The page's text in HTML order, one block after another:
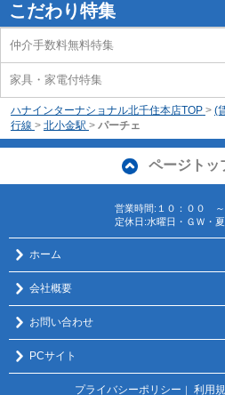
こだわり特集
仲介手数料無料特集
家具・家電付特集
ハナインターナショナル北千住本店TOP > (
行線 > 北小金駅 > パーチェ
ページトッ
営業時間:１０：００
定休日:水曜日・ＧＷ・
ホーム
会社概要
お問い合わせ
PCサイト
プライバシーポリシー 利用